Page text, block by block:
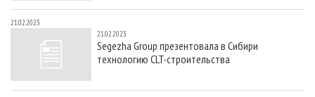
21.02.2023
21.02.2023
Segezha Group презентовала в Сибири
технологию CLT-строительства